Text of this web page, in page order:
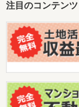
注目のコンテンツ